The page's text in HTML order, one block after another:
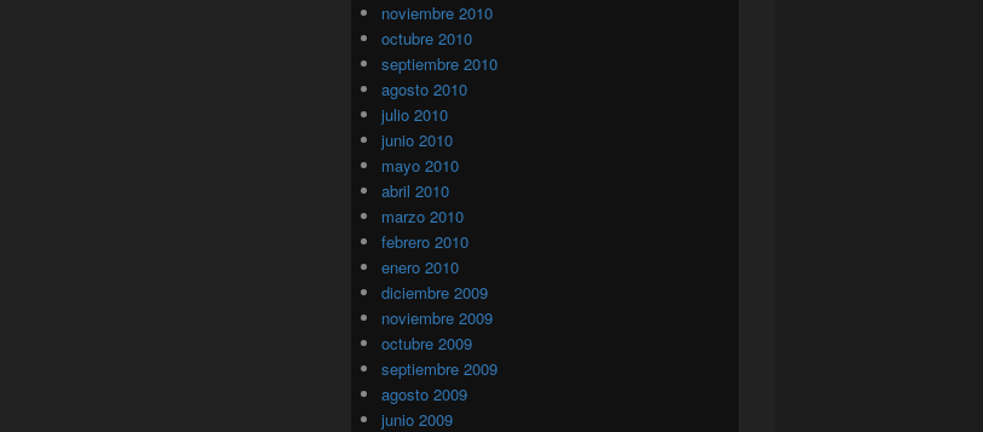
noviembre 2010
octubre 2010
septiembre 2010
agosto 2010
julio 2010
junio 2010
mayo 2010
abril 2010
marzo 2010
febrero 2010
enero 2010
diciembre 2009
noviembre 2009
octubre 2009
septiembre 2009
agosto 2009
junio 2009